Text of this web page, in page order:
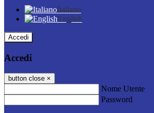
Italiano
English
Accedi
Accedi
button close ×
Nome Utente
Password